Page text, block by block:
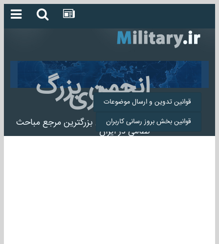
انجمن بزرگ
میلیتاری
انجمن میلیتاری بزرگترین مرجع مباحث
نظامی در ایران
قوانین تدوین و ارسال موضوعات
قوانین بخش بروز رسانی کاربران